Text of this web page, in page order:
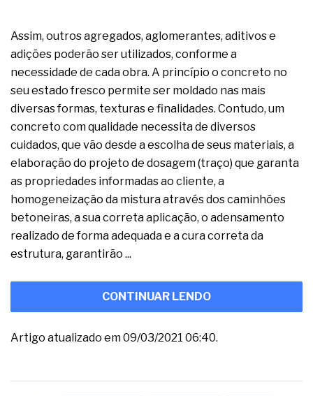
Assim, outros agregados, aglomerantes, aditivos e
adições poderão ser utilizados, conforme a
necessidade de cada obra. A princípio o concreto no
seu estado fresco permite ser moldado nas mais
diversas formas, texturas e finalidades. Contudo, um
concreto com qualidade necessita de diversos
cuidados, que vão desde a escolha de seus materiais, a
elaboração do projeto de dosagem (traço) que garanta
as propriedades informadas ao cliente, a
homogeneização da mistura através dos caminhões
betoneiras, a sua correta aplicação, o adensamento
realizado de forma adequada e a cura correta da
estrutura, garantirão ...
CONTINUAR LENDO
Artigo atualizado em 09/03/2021 06:40.